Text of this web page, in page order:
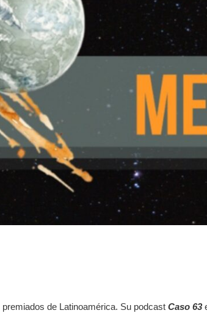
de Latinoamérica. Su podcast Caso 63